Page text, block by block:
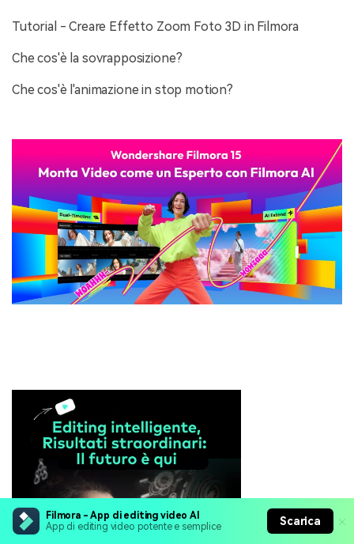
Filmora - App di editing video AI
App di editing video potente e semplice
Scarica
Tutorial - Creare Effetto Zoom Foto 3D in Filmora
Che cos'è la sovrapposizione?
Che cos'è l'animazione in stop motion?